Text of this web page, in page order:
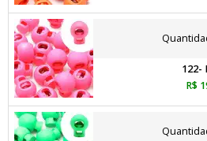
122-
R$